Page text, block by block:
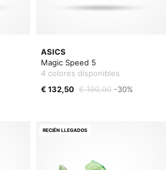
ASICS
Magic Speed 5
4 colores disponibles
€ 132,50 € 190,00 -30%
RECIÉN LLEGADOS